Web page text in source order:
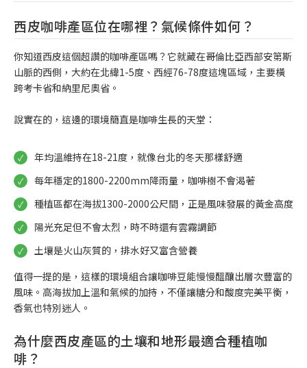
西皮咖啡產區位在哪裡？氣候條件如何？
你知道西皮這個超讚的咖啡產區嗎？它就藏在哥倫比亞西部安第斯
山脈的西側，大約在北緯1-5度、西經76-78度這塊區域，主要橫
跨考卡省和納里尼奧省。
說實在的，這邊的環境簡直是咖啡生長的天堂：
年均溫維持在18-21度，就像台北的冬天那樣舒適
每年穩定的1800-2200mm降雨量，咖啡樹不會渴著
種植區都在海拔1300-2000公尺間，正是風味發展的黃金高度
陽光充足但不會太烈，時不時還有雲霧調節
土壤是火山灰質的，排水好又富含營養
值得一提的是，這樣的環境組合讓咖啡豆能慢慢醞釀出層次豐富的
風味。高海拔加上溫和氣候的加持，不僅讓糖分和酸度完美平衡，
香氣也特別迷人。
為什麼西皮產區的土壤和地形最適合種植咖
啡？